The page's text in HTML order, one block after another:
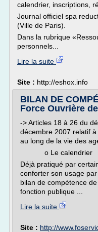
calendrier, inscriptions,
Journal officiel spa
(Ville de Paris).
Dans la rubrique
personnels...
Lire la suite
Site : http://eshox.info
BILAN DE
Force Ouvrière
-> Articles 18 à 26 du
décembre 2007 relatif
au long de la vie des
o Le calendrier
Déjà pratiqué par
conforter son usage
bilan de compétence
fonction publique ...
Lire la suite
Site : http://